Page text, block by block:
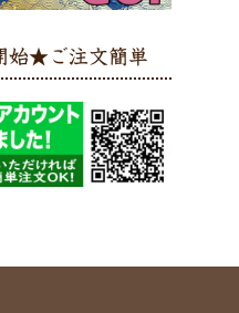
始★ご注文簡単